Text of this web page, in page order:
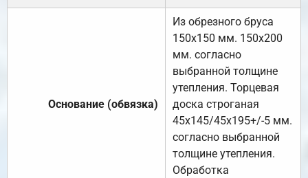
Основание (обвязка)
Из обрезного бруса
150х150 мм. 150х200
мм. согласно
выбранной толщине
утепления. Торцевая
доска строганая
45х145/45х195+/-5 мм.
согласно выбранной
толщине утепления.
Обработка